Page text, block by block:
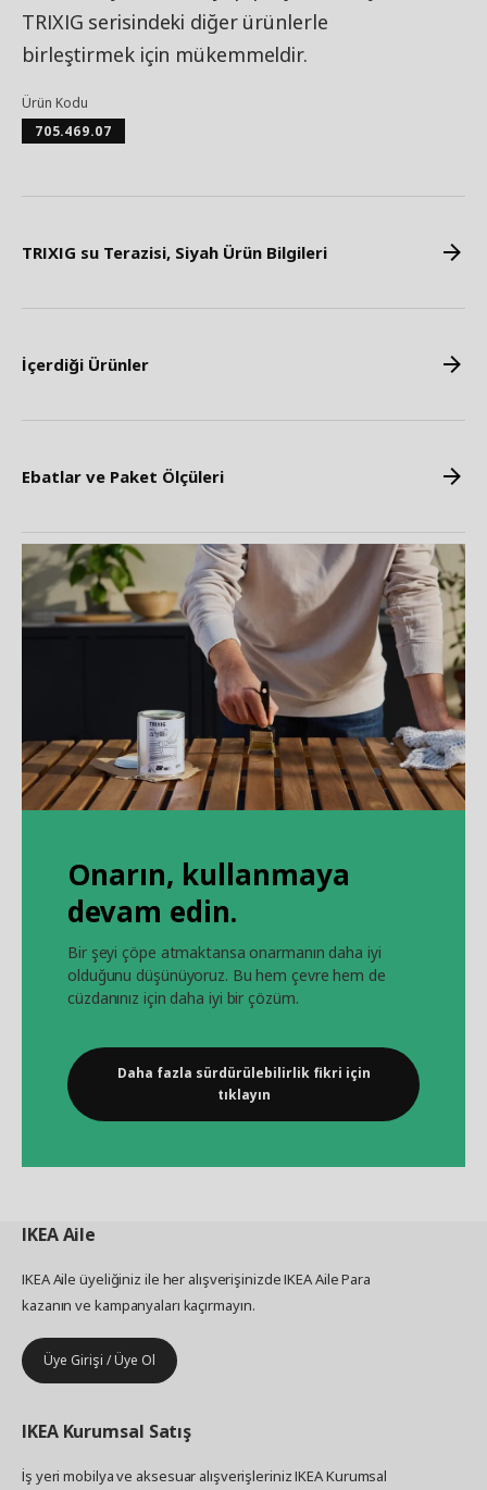
TRIXIG serisindeki diğer ürünlerle
birleştirmek için mükemmeldir.
Ürün Kodu
705.469.07
TRIXIG su Terazisi, Siyah Ürün Bilgileri
İçerdiği Ürünler
Ebatlar ve Paket Ölçüleri
Onarın, kullanmaya
devam edin.
Bir şeyi çöpe atmaktansa onarmanın daha iyi
olduğunu düşünüyoruz. Bu hem çevre hem de
cüzdanınız için daha iyi bir çözüm.
Daha fazla sürdürülebilirlik fikri için
tıklayın
IKEAAile
IKEA Aile üyeliğiniz ile her alışverişinizde IKEA Aile Para
kazanın ve kampanyaları kaçırmayın.
Üye Girişi / Üye Ol
IKEA Kurumsal Satış
İş yeri mobilya ve aksesuar alışverişleriniz IKEA Kurumsal